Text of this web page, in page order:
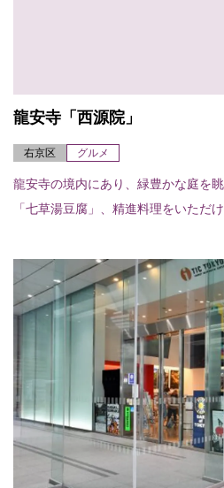
龍安寺「西源院」
右京区 グルメ
龍安寺の境内にあり、緑豊かな庭を
「七草湯豆腐」、精進料理をいただ
と時を過ごすことができる。